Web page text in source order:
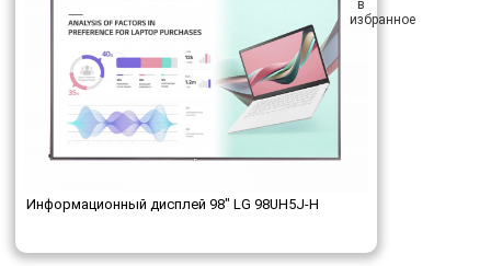
Информационный дисплей 98" LG 98UH5J-H